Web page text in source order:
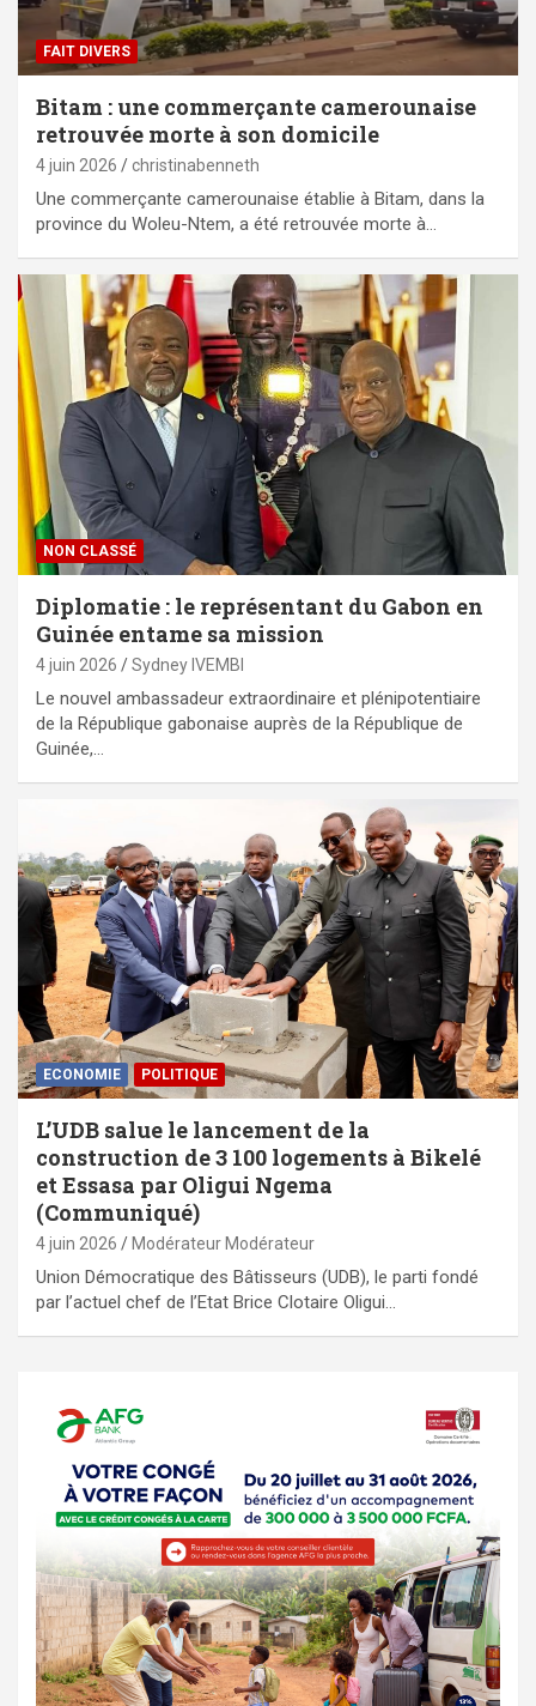
FAIT DIVERS
Bitam : une commerçante camerounaise
retrouvée morte à son domicile
4 juin 2026 christinabenneth
Une commerçante camerounaise établie à Bitam, dans la
province du Woleu-Ntem, a été retrouvée morte à…
NON CLASSÉ
Diplomatie : le représentant du Gabon en
Guinée entame sa mission
4 juin 2026 Sydney IVEMBI
Le nouvel ambassadeur extraordinaire et plénipotentiaire
de la République gabonaise auprès de la République de
Guinée,…
ECONOMIE POLITIQUE
L’UDB salue le lancement de la
construction de 3 100 logements à Bikelé
et Essasa par Oligui Ngema
(Communiqué)
4 juin 2026 Modérateur Modérateur
Union Démocratique des Bâtisseurs (UDB), le parti fondé
par l’actuel chef de l’Etat Brice Clotaire Oligui…